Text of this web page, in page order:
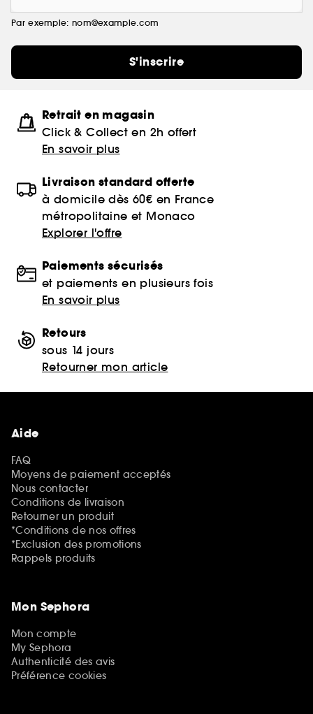
Par exemple: nom@example.com
S'inscrire
Retrait en magasin
Click & Collect en 2h offert
En savoir plus
Livraison standard offerte
à domicile dès 60€ en France
métropolitaine et Monaco
Explorer l'offre
Paiements sécurisés
et paiements en plusieurs fois
En savoir plus
Retours
sous 14 jours
Retourner mon article
Aide
FAQ
Moyens de paiement acceptés
Nous contacter
Conditions de livraison
Retourner un produit
*Conditions de nos offres
*Exclusion des promotions
Rappels produits
Mon Sephora
Mon compte
My Sephora
Authenticité des avis
Préférence cookies